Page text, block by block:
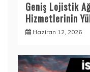
Geniş Lojistik
Hizmetlerinin
Haziran 12, 2026